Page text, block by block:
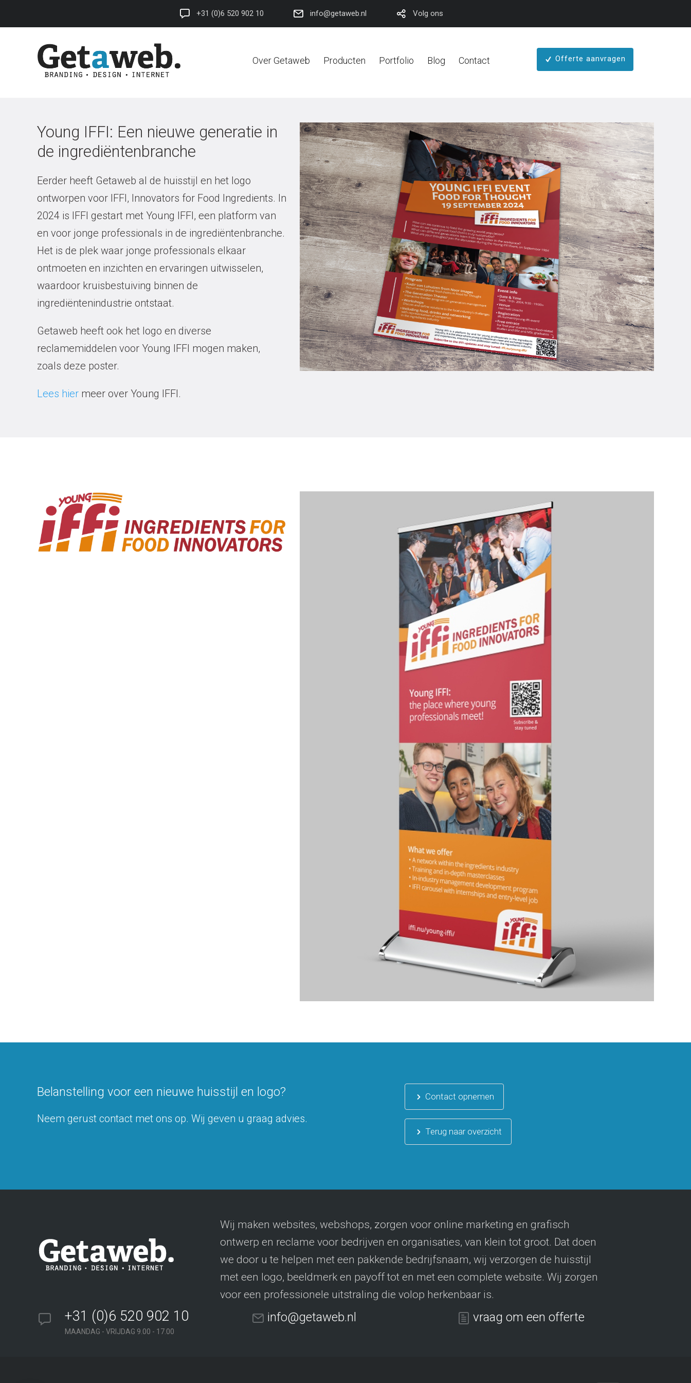
+31 (0)6 520 902 10 info@getaweb.nl Volg ons
Over Getaweb Producten Portfolio Blog Contact Offerte aanvragen
Young IFFI: Een nieuwe generatie in
de ingrediëntenbranche
Eerder heeft Getaweb al de huisstijl en het logo
ontworpen voor IFFI, Innovators for Food Ingredients. In
2024 is IFFI gestart met Young IFFI, een platform van
en voor jonge professionals in de ingrediëntenbranche.
Het is de plek waar jonge professionals elkaar
ontmoeten en inzichten en ervaringen uitwisselen,
waardoor kruisbestuiving binnen de
ingrediëntenindustrie ontstaat.
Getaweb heeft ook het logo en diverse
reclamemiddelen voor Young IFFI mogen maken,
zoals deze poster.
Lees hier meer over Young IFFI.
Belanstelling voor een nieuwe huisstijl en logo?
Neem gerust contact met ons op. Wij geven u graag advies.
Contact opnemen
Terug naar overzicht
Wij maken websites, webshops, zorgen voor online marketing en grafisch
ontwerp en reclame voor bedrijven en organisaties, van klein tot groot. Dat doen
we door u te helpen met een pakkende bedrijfsnaam, wij verzorgen de huisstijl
met een logo, beeldmerk en payoff tot en met een complete website. Wij zorgen
voor een professionele uitstraling die volop herkenbaar is.
+31 (0)6 520 902 10
MAANDAG - VRIJDAG 9.00 - 17.00
info@getaweb.nl vraag om een offerte